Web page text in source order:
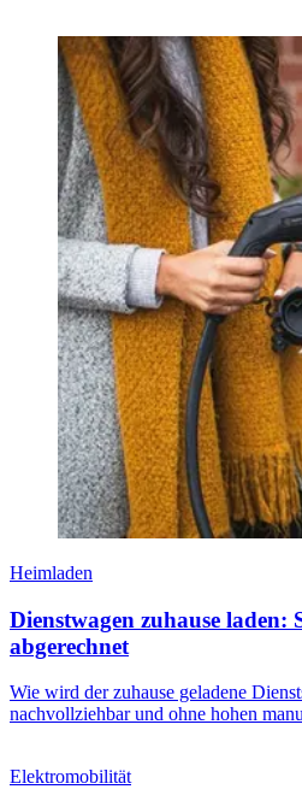
Heimladen
Dienstwagen zuhause laden:
abgerechnet
Wie wird der zuhause geladene
nachvollziehbar und ohne hohen
Elektromobilität